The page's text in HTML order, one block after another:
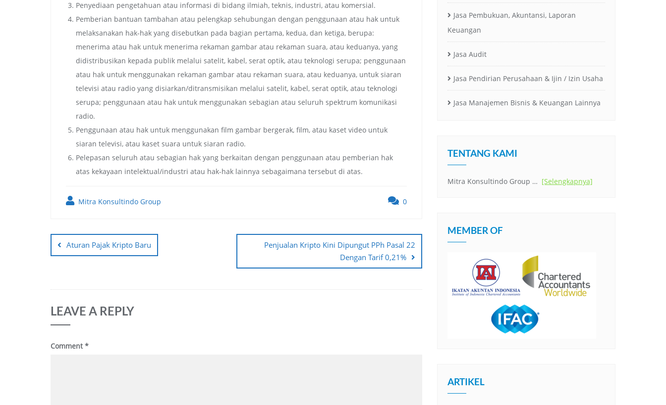
Penyediaan pengetahuan atau informasi di bidang ilmiah, teknis, industri, atau komersial.
Pemberian bantuan tambahan atau pelengkap sehubungan dengan penggunaan atau hak untuk
melaksanakan hak-hak yang disebutkan pada bagian pertama, kedua, dan ketiga, berupa:
menerima atau hak untuk menerima rekaman gambar atau rekaman suara, atau keduanya, yang
didistribusikan kepada publik melalui satelit, kabel, serat optik, atau teknologi serupa; penggunaan
atau hak untuk menggunakan rekaman gambar atau rekaman suara, atau keduanya, untuk siaran
televisi atau radio yang disiarkan/ditransmisikan melalui satelit, kabel, serat optik, atau teknologi
serupa; penggunaan atau hak untuk menggunakan sebagian atau seluruh spektrum komunikasi
radio.
Penggunaan atau hak untuk menggunakan film gambar bergerak, film, atau kaset video untuk
siaran televisi, atau kaset suara untuk siaran radio.
Pelepasan seluruh atau sebagian hak yang berkaitan dengan penggunaan atau pemberian hak
atas kekayaan intelektual/industri atau hak-hak lainnya sebagaimana tersebut di atas.
Mitra Konsultindo Group 0
Post
navigation
Aturan Pajak Kripto Baru
Penjualan Kripto Kini Dipungut PPh Pasal 22
Dengan Tarif 0,21%
LEAVE A REPLY
Comment*
Jasa Pembukuan, Akuntansi, Laporan
Keuangan
Jasa Audit
Jasa Pendirian Perusahaan & Ijin / Izin Usaha
Jasa Manajemen Bisnis & Keuangan Lainnya
TENTANG KAMI
Mitra Konsultindo Group … [Selengkapnya]
MEMBER OF
ARTIKEL